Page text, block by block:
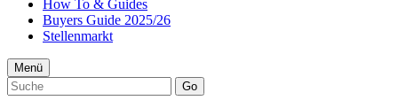
How To & Guides
Buyers Guide 2025/26
Stellenmarkt
Menü
Go